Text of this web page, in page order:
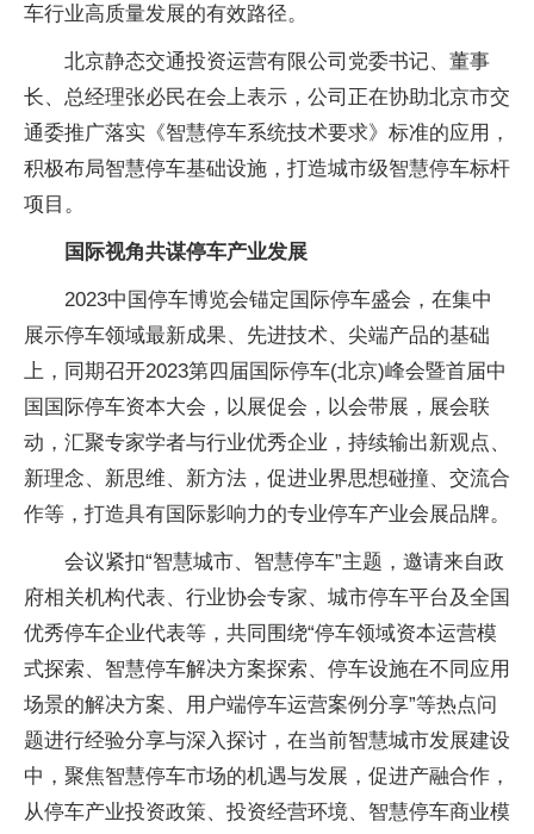
车行业高质量发展的有效路径。
北京静态交通投资运营有限公司党委书记、董事
长、总经理张必民在会上表示，公司正在协助北京市交
通委推广落实《智慧停车系统技术要求》标准的应用，
积极布局智慧停车基础设施，打造城市级智慧停车标杆
项目。
国际视角共谋停车产业发展
2023中国停车博览会锚定国际停车盛会，在集中
展示停车领域最新成果、先进技术、尖端产品的基础
上，同期召开2023第四届国际停车(北京)峰会暨首届中
国国际停车资本大会，以展促会，以会带展，展会联
动，汇聚专家学者与行业优秀企业，持续输出新观点、
新理念、新思维、新方法，促进业界思想碰撞、交流合
作等，打造具有国际影响力的专业停车产业会展品牌。
会议紧扣“智慧城市、智慧停车”主题，邀请来自政
府相关机构代表、行业协会专家、城市停车平台及全国
优秀停车企业代表等，共同围绕“停车领域资本运营模
式探索、智慧停车解决方案探索、停车设施在不同应用
场景的解决方案、用户端停车运营案例分享”等热点问
题进行经验分享与深入探讨，在当前智慧城市发展建设
中，聚焦智慧停车市场的机遇与发展，促进产融合作，
从停车产业投资政策、投资经营环境、智慧停车商业模